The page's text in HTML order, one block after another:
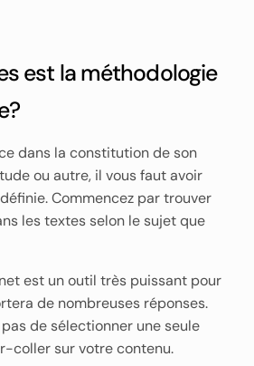
est la méthodologie
dans la constitution de son
ou autre, il vous faut avoir
Commencez par trouver
les textes selon le sujet que
est un outil très puissant pour
de nombreuses réponses.
de sélectionner une seule
coller sur votre contenu.